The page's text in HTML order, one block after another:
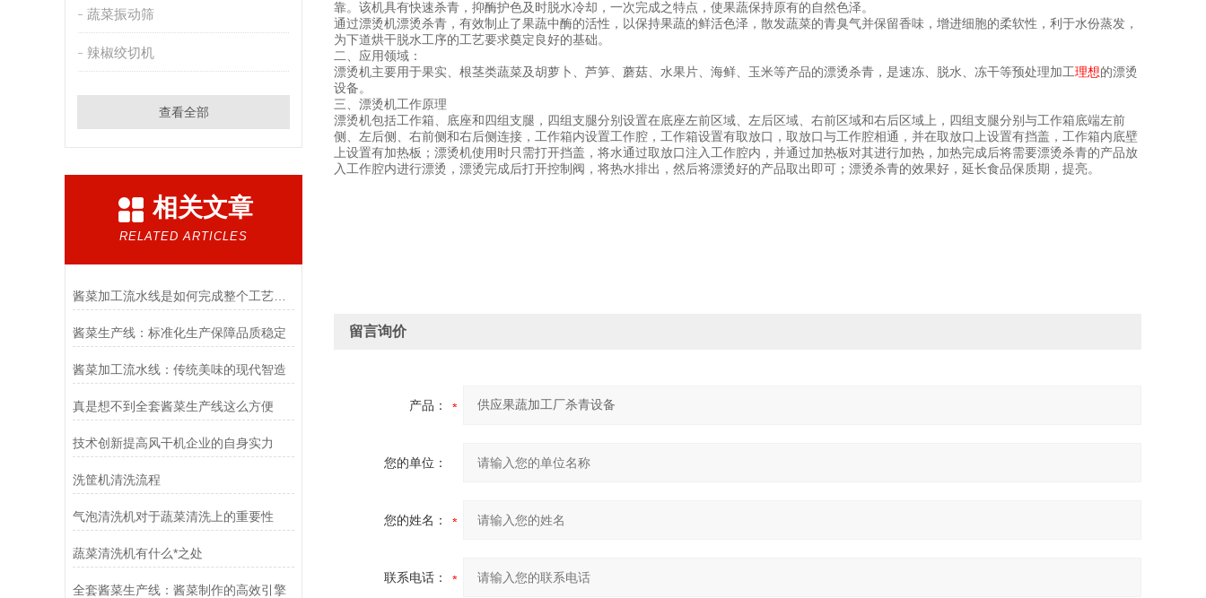
蔬菜振动筛
辣椒绞切机
查看全部
相关文章
RELATED ARTICLES
酱菜加工流水线是如何完成整个工艺流程的
酱菜生产线：标准化生产保障品质稳定
酱菜加工流水线：传统美味的现代智造
真是想不到全套酱菜生产线这么方便
技术创新提高风干机企业的自身实力
洗筐机清洗流程
气泡清洗机对于蔬菜清洗上的重要性
蔬菜清洗机有什么*之处
全套酱菜生产线：酱菜制作的高效引擎
靠。该机具有快速杀青，抑酶护色及时脱水冷却，一次完成之特点，使果蔬保持原有的自然色泽。
通过漂烫机漂烫杀青，有效制止了果蔬中酶的活性，以保持果蔬的鲜活色泽，散发蔬菜的青臭气并保留香味，增进细胞的柔软性，利于水份蒸发，
为下道烘干脱水工序的工艺要求奠定良好的基础。
二、应用领域：
漂烫机主要用于果实、根茎类蔬菜及胡萝卜、芦笋、蘑菇、水果片、海鲜、玉米等产品的漂烫杀青，是速冻、脱水、冻干等预处理加工理想的漂烫
设备。
三、漂烫机工作原理
漂烫机包括工作箱、底座和四组支腿，四组支腿分别设置在底座左前区域、左后区域、右前区域和右后区域上，四组支腿分别与工作箱底端左前
侧、左后侧、右前侧和右后侧连接，工作箱内设置工作腔，工作箱设置有取放口，取放口与工作腔相通，并在取放口上设置有挡盖，工作箱内底壁
上设置有加热板；漂烫机使用时只需打开挡盖，将水通过取放口注入工作腔内，并通过加热板对其进行加热，加热完成后将需要漂烫杀青的产品放
入工作腔内进行漂烫，漂烫完成后打开控制阀，将热水排出，然后将漂烫好的产品取出即可；漂烫杀青的效果好，延长食品保质期，提亮。
留言询价
产品：
您的单位：
您的姓名：
联系电话：